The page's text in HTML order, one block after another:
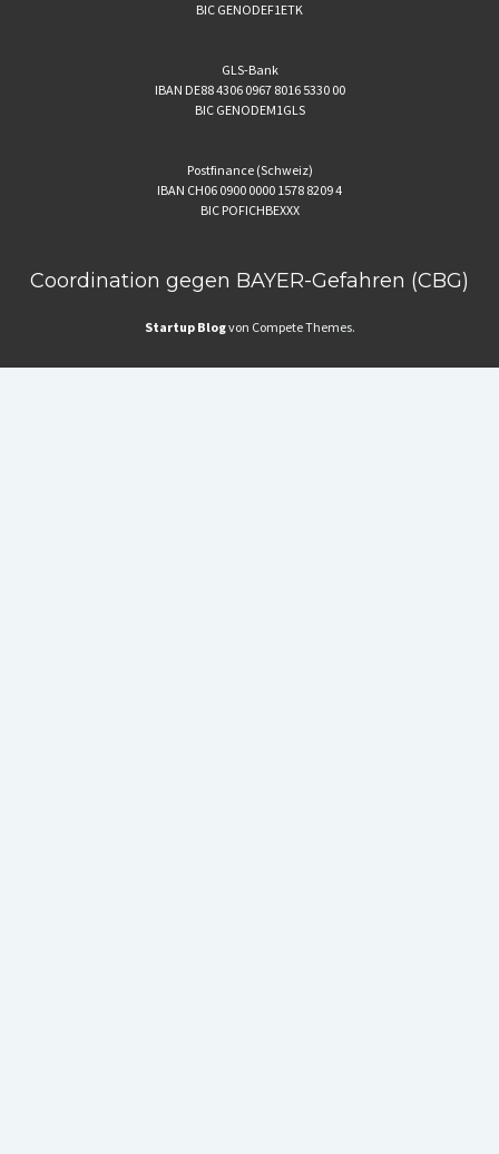
BIC GENODEF1ETK
GLS-Bank
IBAN DE88 4306 0967 8016 5330 00
BIC GENODEM1GLS
Postfinance (Schweiz)
IBAN CH06 0900 0000 1578 8209 4
BIC POFICHBEXXX
Coordination gegen BAYER-Gefahren (CBG)
Startup Blogvon Compete Themes.